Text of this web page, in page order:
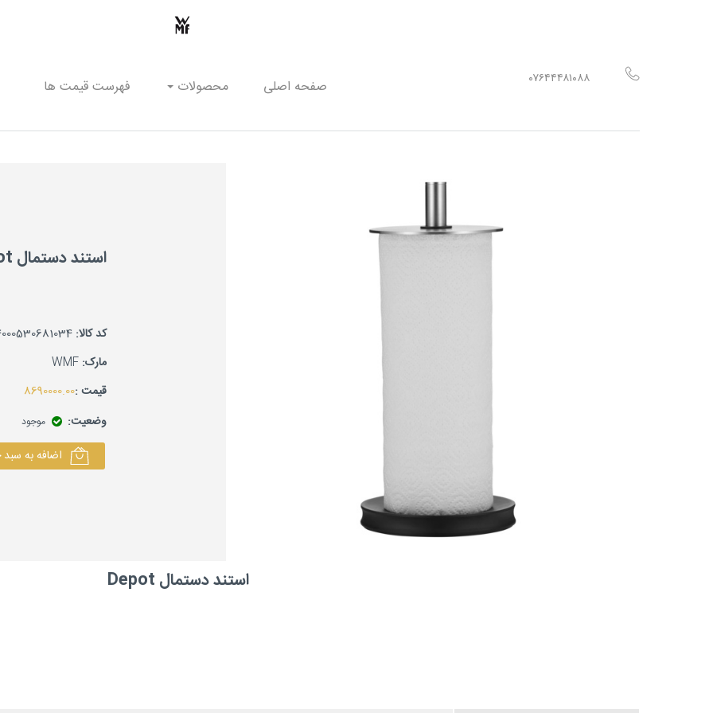
۰۷۶۴۴۴۸۱۰۸۸ صفحه اصلی محصولات فهرست قیمت ها
استند دستمال Depot
کد کالا:
مارک: WMF
قیمت :8690000.00
وضعیت:
موجود
اضافه به
استند دستمال Depot